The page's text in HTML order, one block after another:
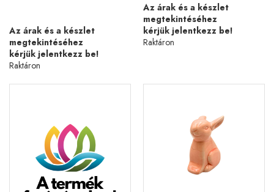
Az árak és a készlet
megtekintéséhez
kérjük jelentkezz be!
Raktáron
Az árak és a készlet
megtekintéséhez
kérjük jelentkezz be!
Raktáron